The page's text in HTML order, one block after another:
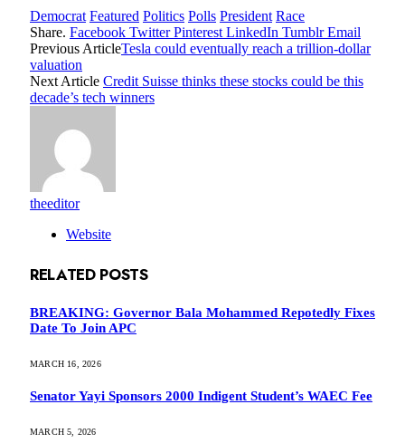
Democrat Featured Politics Polls President Race
Share. Facebook Twitter Pinterest LinkedIn Tumblr Email
Previous ArticleTesla could eventually reach a trillion-dollar
valuation
Next Article Credit Suisse thinks these stocks could be this
decade’s tech winners
theeditor
Website
RELATED POSTS
BREAKING: Governor Bala Mohammed Repotedly Fixes
Date To Join APC
MARCH 16, 2026
Senator Yayi Sponsors 2000 Indigent Student’s WAEC Fee
MARCH 5, 2026